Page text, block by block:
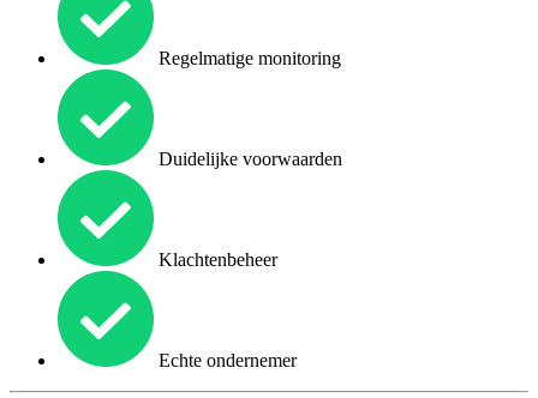
Regelmatige monitoring
Duidelijke voorwaarden
Klachtenbeheer
Echte ondernemer